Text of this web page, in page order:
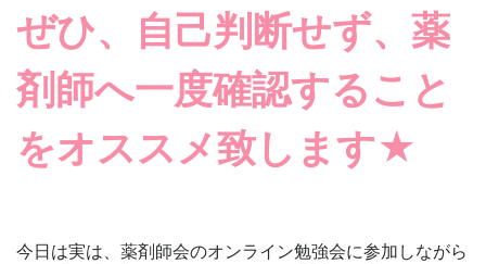
ぜひ、自己判断せず、薬
剤師へ一度確認すること
をオススメ致します★
今日は実は、薬剤師会のオンライン勉強会に参加しながら